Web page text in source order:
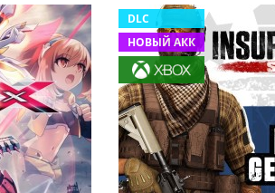
DLC
НОВЫЙ АКК